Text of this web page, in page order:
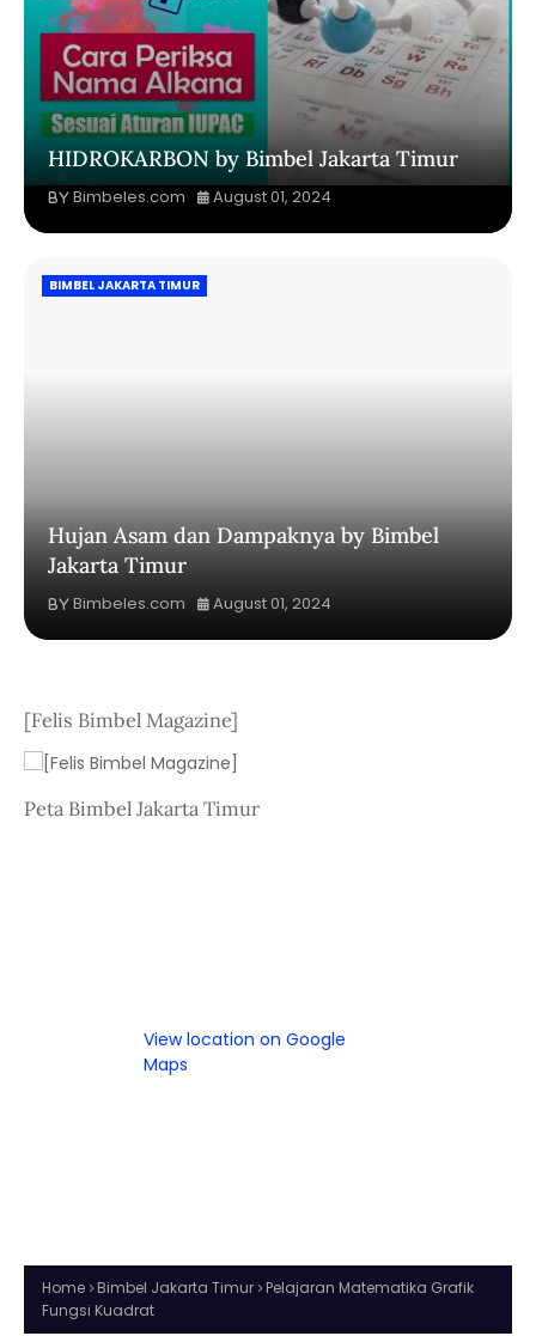
HIDROKARBON by Bimbel Jakarta Timur
Bimbeles.com August 01, 2024
BIMBEL JAKARTA TIMUR
Hujan Asam dan Dampaknya by Bimbel
Jakarta Timur
Bimbeles.com August 01, 2024
[Felis Bimbel Magazine]
Peta Bimbel Jakarta Timur
View location on Google
Maps
Home Bimbel Jakarta Timur
Pelajaran Matematika Grafik
Fungsi Kuadrat